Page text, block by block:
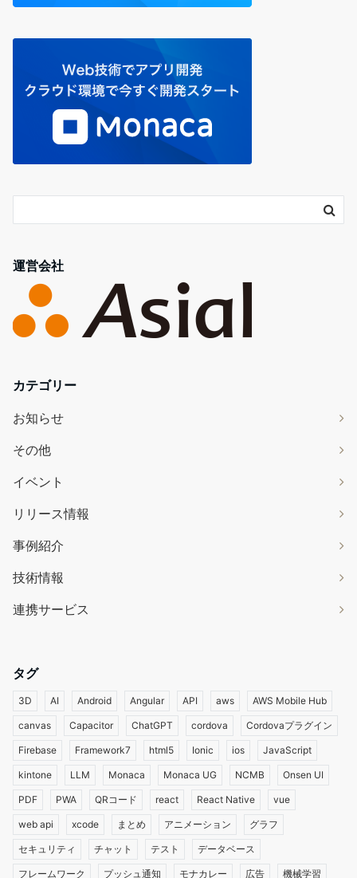
運営会社
カテゴリー
お知らせ
その他
イベント
リリース情報
事例紹介
技術情報
連携サービス
タグ
3D AI Android Angular API aws AWS Mobile Hub
canvas Capacitor ChatGPT cordova Cordovaプラグイン
Firebase Framework7 html5 Ionic ios JavaScript
kintone LLM Monaca Monaca UG NCMB Onsen UI
PDF PWA QRコード react React Native vue
web api xcode まとめ アニメーション グラフ
セキュリティ チャット テスト データベース
フレームワーク プッシュ通知 モナカレー 広告 機械学習